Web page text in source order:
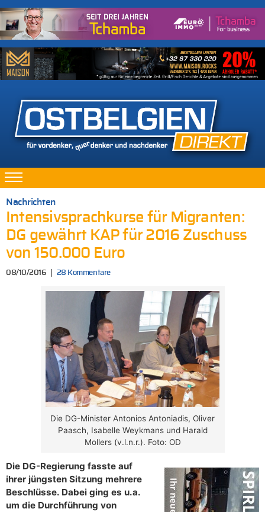
Nachrichten
Intensivsprachkurse für Migranten:
DG gewährt KAP für 2016 Zuschuss
von 150.000 Euro
08/10/2016 28 Kommentare
Die DG-Minister Antonios Antoniadis, Oliver
Paasch, Isabelle Weykmans und Harald
Mollers (v.l.n.r.). Foto: OD
Die DG-Regierung fasste auf
ihrer jüngsten Sitzung mehrere
Beschlüsse. Dabei ging es u.a.
um die Durchführung von